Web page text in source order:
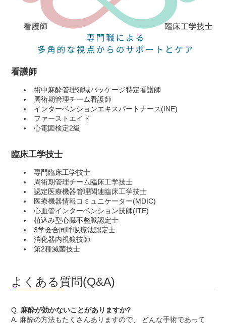
看護師
術中麻酔管理領域パッケージ特定看護師
周術期管理チーム看護師
インターベンションエキスパートナース(INE)
ファーストエイド
心電図検定2級
臨床工学技士
専門臨床工学技士
周術期管理チーム臨床工学技士
認定医療機器管理関連臨床工学技士
医療機器情報コミュニケーター(MDIC)
心血管インターベンション技師(ITE)
植込み型心臓不整脈認定士
3学会合同呼吸療法認定士
消化器内視鏡技師
第2種滅菌技士
よくある質問(Q&A)
Q 麻酔が効かないことがありますか?
A. 麻酔の方法もたくさんありますので、 どんな手術であって